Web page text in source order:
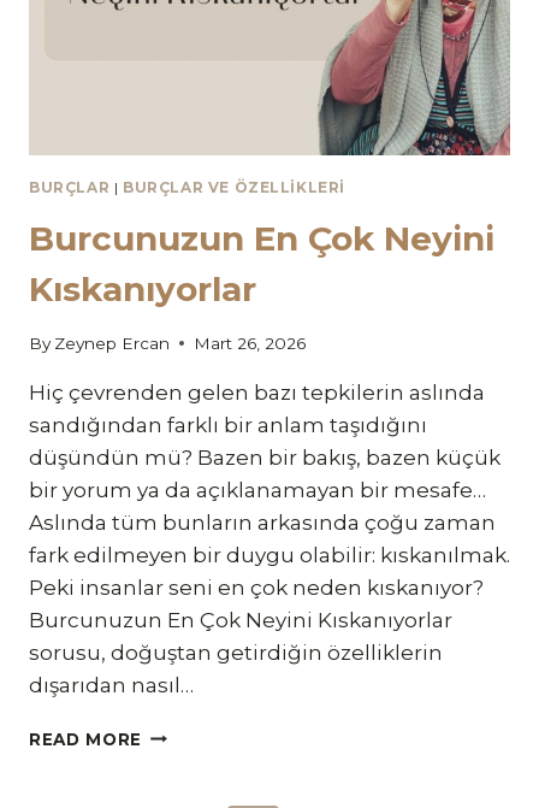
BURÇLAR | BURÇLAR VE ÖZELLIKLERI
Burcunuzun En Çok Neyini
Kıskanıyorlar
By Zeynep Ercan Mart 26, 2026
Hiç çevrenden gelen bazı tepkilerin aslında
sandığından farklı bir anlam taşıdığını
düşündün mü? Bazen bir bakış, bazen küçük
bir yorum ya da açıklanamayan bir mesafe…
Aslında tüm bunların arkasında çoğu zaman
fark edilmeyen bir duygu olabilir: kıskanılmak.
Peki insanlar seni en çok neden kıskanıyor?
Burcunuzun En Çok Neyini Kıskanıyorlar
sorusu, doğuştan getirdiğin özelliklerin
dışarıdan nasıl…
READ MORE BURCUNUZUN